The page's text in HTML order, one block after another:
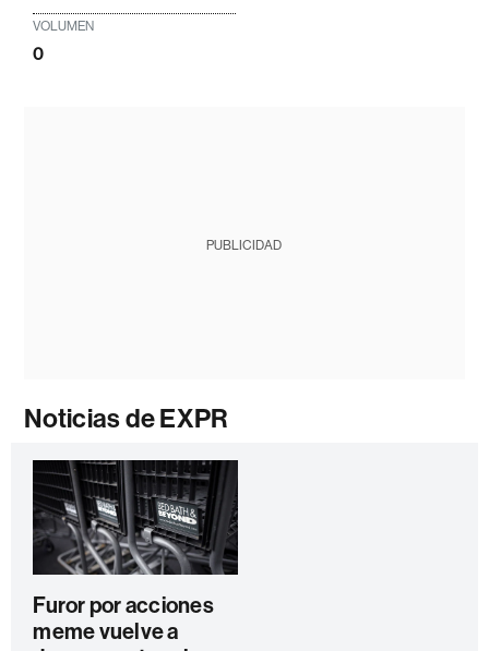
VOLUMEN
0
PUBLICIDAD
Noticias de EXPR
Furor por acciones
meme vuelve a